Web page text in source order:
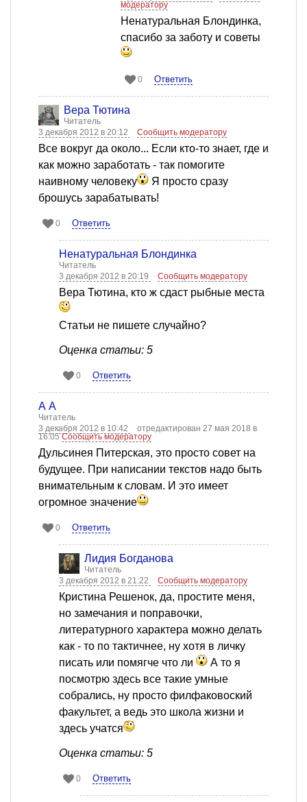
модератору
Ненатуральная Блондинка,
спасибо за заботу и советы
0 Ответить
Вера Тютина
Читатель
3 декабря 2012 в 20:12
Сообщить модератору
Все вокруг да около... Если кто-то знает, где и
как можно заработать - так помогите
наивному человеку
Я просто сразу
брошусь зарабатывать!
0 Ответить
Ненатуральная Блондинка
Читатель
3 декабря 2012 в 20:19
Сообщить модератору
Вера Тютина, кто ж сдаст рыбные места
Статьи не пишете случайно?
Оценка статьи: 5
0 Ответить
А А
Читатель
3 декабря 2012 в 10:42
отредактирован 27 мая 2018 в
16:05Сообщить модератору
Дульсинея Питерская, это просто совет на
будущее. При написании текстов надо быть
внимательным к словам. И это имеет
огромное значение
0 Ответить
Лидия Богданова
Читатель
3 декабря 2012 в 21:22
Сообщить модератору
Кристина Решенок, да, простите меня,
но замечания и поправочки,
литературного характера можно делать
как - то по тактичнее, ну хотя в личку
писать или помягче что ли
А то я
посмотрю здесь все такие умные
собрались, ну просто филфаковоский
факультет, а ведь это школа жизни и
здесь учатся
Оценка статьи: 5
0 Ответить